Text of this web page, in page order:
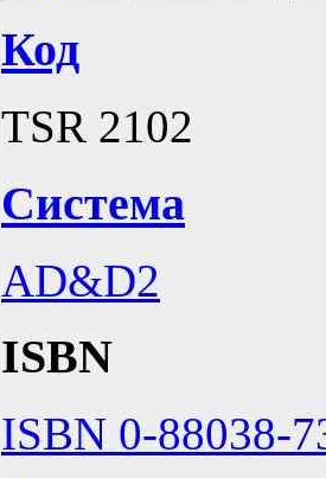
Код
TSR 2102
Система
AD&D2
ISBN
ISBN 0-88038-